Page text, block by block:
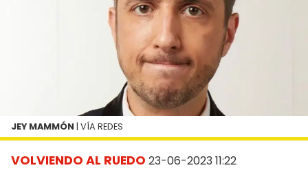
VOLVIENDO AL RUEDO 23-06-2023 11:22
JEY MAMMÓN | VÍA REDES